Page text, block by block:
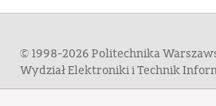
© 1998-2026 Politechnika
Wydział Elektroniki i Technik